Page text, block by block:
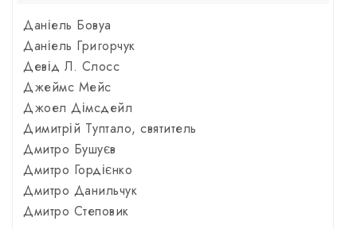
Даніель Бовуа
Даніель Григорчук
Девід Л. Слосс
Джеймс Мейс
Джоел Дімсдейл
Димитрій Туптало, святитель
Дмитро Бушуєв
Дмитро Гордієнко
Дмитро Данильчук
Дмитро Степовик